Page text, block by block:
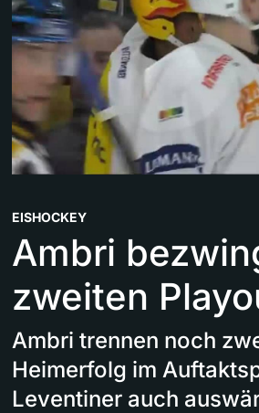
EISHOCKEY
Ambri
zweiten
Ambri trennen noch
Heimerfolg im
Leventiner auch